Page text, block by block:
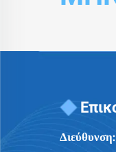
Διεύθυνση: